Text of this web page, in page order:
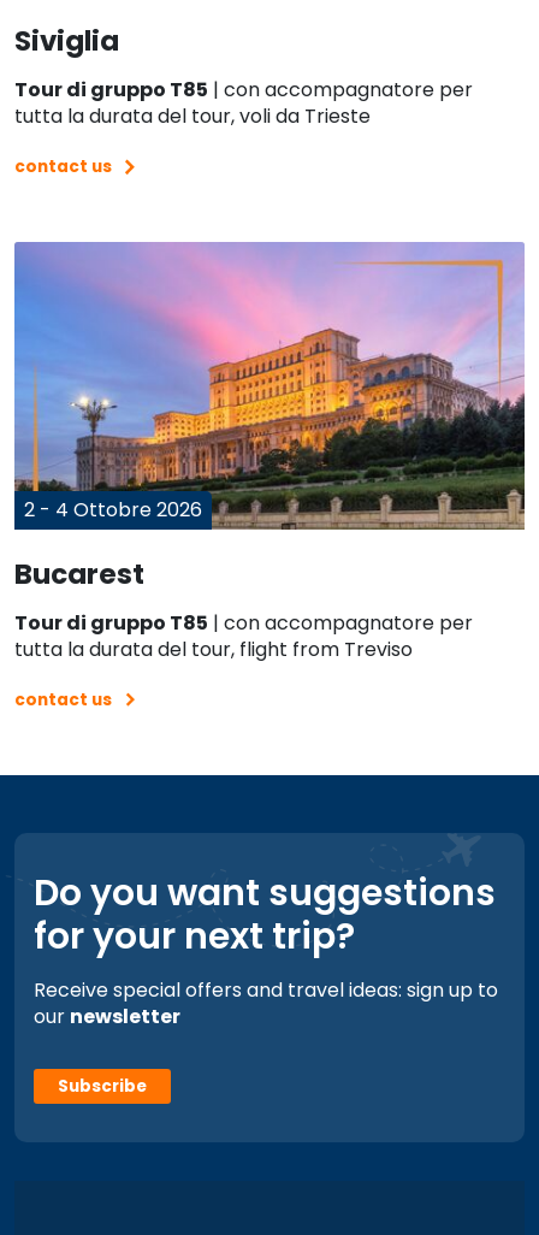
Siviglia
Tour di gruppo T85 | con accompagnatore per
tutta la durata del tour, voli da Trieste
contact us
2 - 4 Ottobre 2026
Bucarest
Tour di gruppo T85 | con accompagnatore per
tutta la durata del tour, flight from Treviso
contact us
Do you want suggestions
for your next trip?
Receive special offers and travel ideas: sign up to
our newsletter
Subscribe